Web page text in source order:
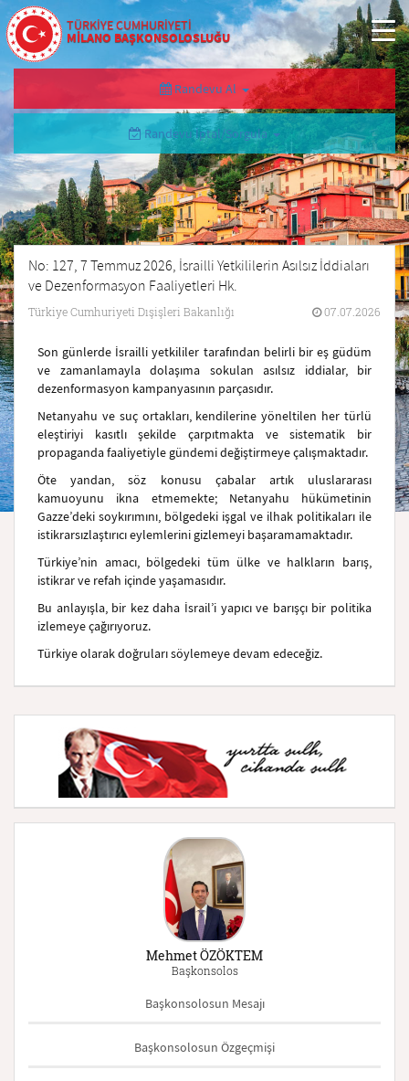
TÜRKİYE CUMHURİYETİ
MİLANO BAŞKONSOLOSLUĞU
Randevu Al
Randevu İptal/Sorgula
No: 127, 7 Temmuz 2026, İsrailli Yetkililerin Asılsız İddiaları
ve Dezenformasyon Faaliyetleri Hk.
Türkiye Cumhuriyeti Dışişleri Bakanlığı 07.07.2026
Son günlerde İsrailli yetkililer tarafından belirli bir eş güdüm
ve zamanlamayla dolaşıma sokulan asılsız iddialar, bir
dezenformasyon kampanyasının parçasıdır.
Netanyahu ve suç ortakları, kendilerine yöneltilen her türlü
eleştiriyi kasıtlı şekilde çarpıtmakta ve sistematik bir
propaganda faaliyetiyle gündemi değiştirmeye çalışmaktadır.
Öte yandan, söz konusu çabalar artık uluslararası
kamuoyunu ikna etmemekte; Netanyahu hükümetinin
Gazze’deki soykırımını, bölgedeki işgal ve ilhak politikaları ile
istikrarsızlaştırıcı eylemlerini gizlemeyi başaramamaktadır.
Türkiye’nin amacı, bölgedeki tüm ülke ve halkların barış,
istikrar ve refah içinde yaşamasıdır.
Bu anlayışla, bir kez daha İsrail’i yapıcı ve barışçı bir politika
izlemeye çağırıyoruz.
Türkiye olarak doğruları söylemeye devam edeceğiz.
Mehmet ÖZÖKTEM
Başkonsolos
Başkonsolosun Mesajı
Başkonsolosun Özgeçmişi